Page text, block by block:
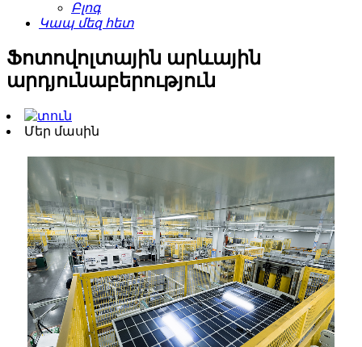
Բլոգ
Կապ մեզ հետ
Ֆոտովոլտային արևային
արդյունաբերություն
Մեր մասին